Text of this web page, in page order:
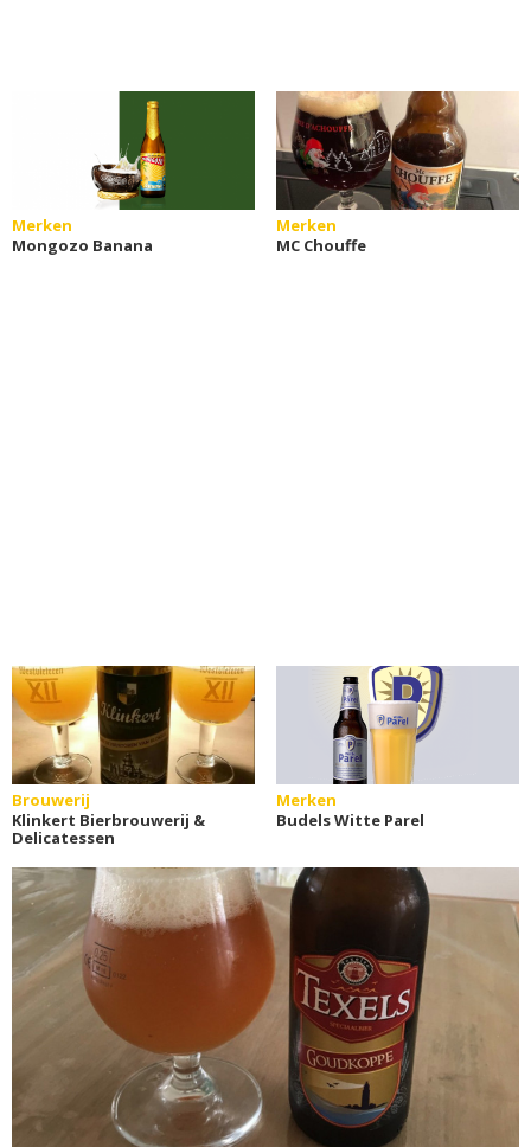
Merken
Mongozo Banana
Merken
MC Chouffe
Brouwerij
Klinkert Bierbrouwerij &
Delicatessen
Merken
Budels Witte Parel